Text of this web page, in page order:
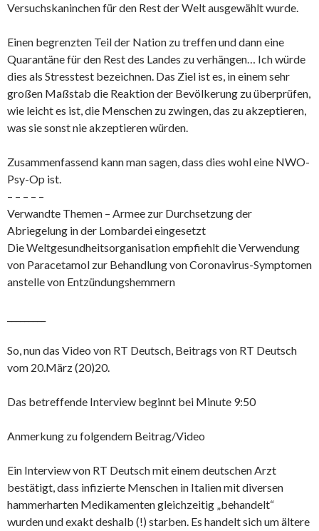
Versuchskaninchen für den Rest der Welt ausgewählt wurde.
Einen begrenzten Teil der Nation zu treffen und dann eine
Quarantäne für den Rest des Landes zu verhängen… Ich würde
dies als Stresstest bezeichnen. Das Ziel ist es, in einem sehr
großen Maßstab die Reaktion der Bevölkerung zu überprüfen,
wie leicht es ist, die Menschen zu zwingen, das zu akzeptieren,
was sie sonst nie akzeptieren würden.
Zusammenfassend kann man sagen, dass dies wohl eine NWO-
Psy-Op ist.
– – – – –
Verwandte Themen – Armee zur Durchsetzung der
Abriegelung in der Lombardei eingesetzt
Die Weltgesundheitsorganisation empfiehlt die Verwendung
von Paracetamol zur Behandlung von Coronavirus-Symptomen
anstelle von Entzündungshemmern
So, nun das Video von RT Deutsch, Beitrags von RT Deutsch
vom 20.März (20)20.
Das betreffende Interview beginnt bei Minute 9:50
Anmerkung zu folgendem Beitrag/Video
Ein Interview von RT Deutsch mit einem deutschen Arzt
bestätigt, dass infizierte Menschen in Italien mit diversen
hammerharten Medikamenten gleichzeitig „behandelt“
wurden und exakt deshalb (!) starben. Es handelt sich um ältere